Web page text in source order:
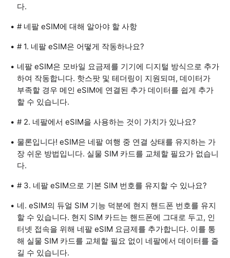
다.
# 네팔 eSIM에 대해 알아야 할 사항
# 1. 네팔 eSIM은 어떻게 작동하나요?
네팔 eSIM은 모바일 요금제를 기기에 디지털 방식으로 추가
하여 작동합니다. 핫스팟 및 테더링이 지원되며, 데이터가
부족할 경우 메인 eSIM에 연결된 추가 데이터를 쉽게 추가
할 수 있습니다.
# 2. 네팔에서 eSIM을 사용하는 것이 가치가 있나요?
물론입니다! eSIM은 네팔 여행 중 연결 상태를 유지하는 가
장 쉬운 방법입니다. 실물 SIM 카드를 교체할 필요가 없습니
다.
# 3. 네팔 eSIM으로 기본 SIM 번호를 유지할 수 있나요?
네. eSIM의 듀얼 SIM 기능 덕분에 현지 핸드폰 번호를 유지
할 수 있습니다. 현지 SIM 카드는 핸드폰에 그대로 두고, 인
터넷 접속을 위해 네팔 eSIM 요금제를 추가합니다. 이를 통
해 실물 SIM 카드를 교체할 필요 없이 네팔에서 데이터를 즐
길 수 있습니다.